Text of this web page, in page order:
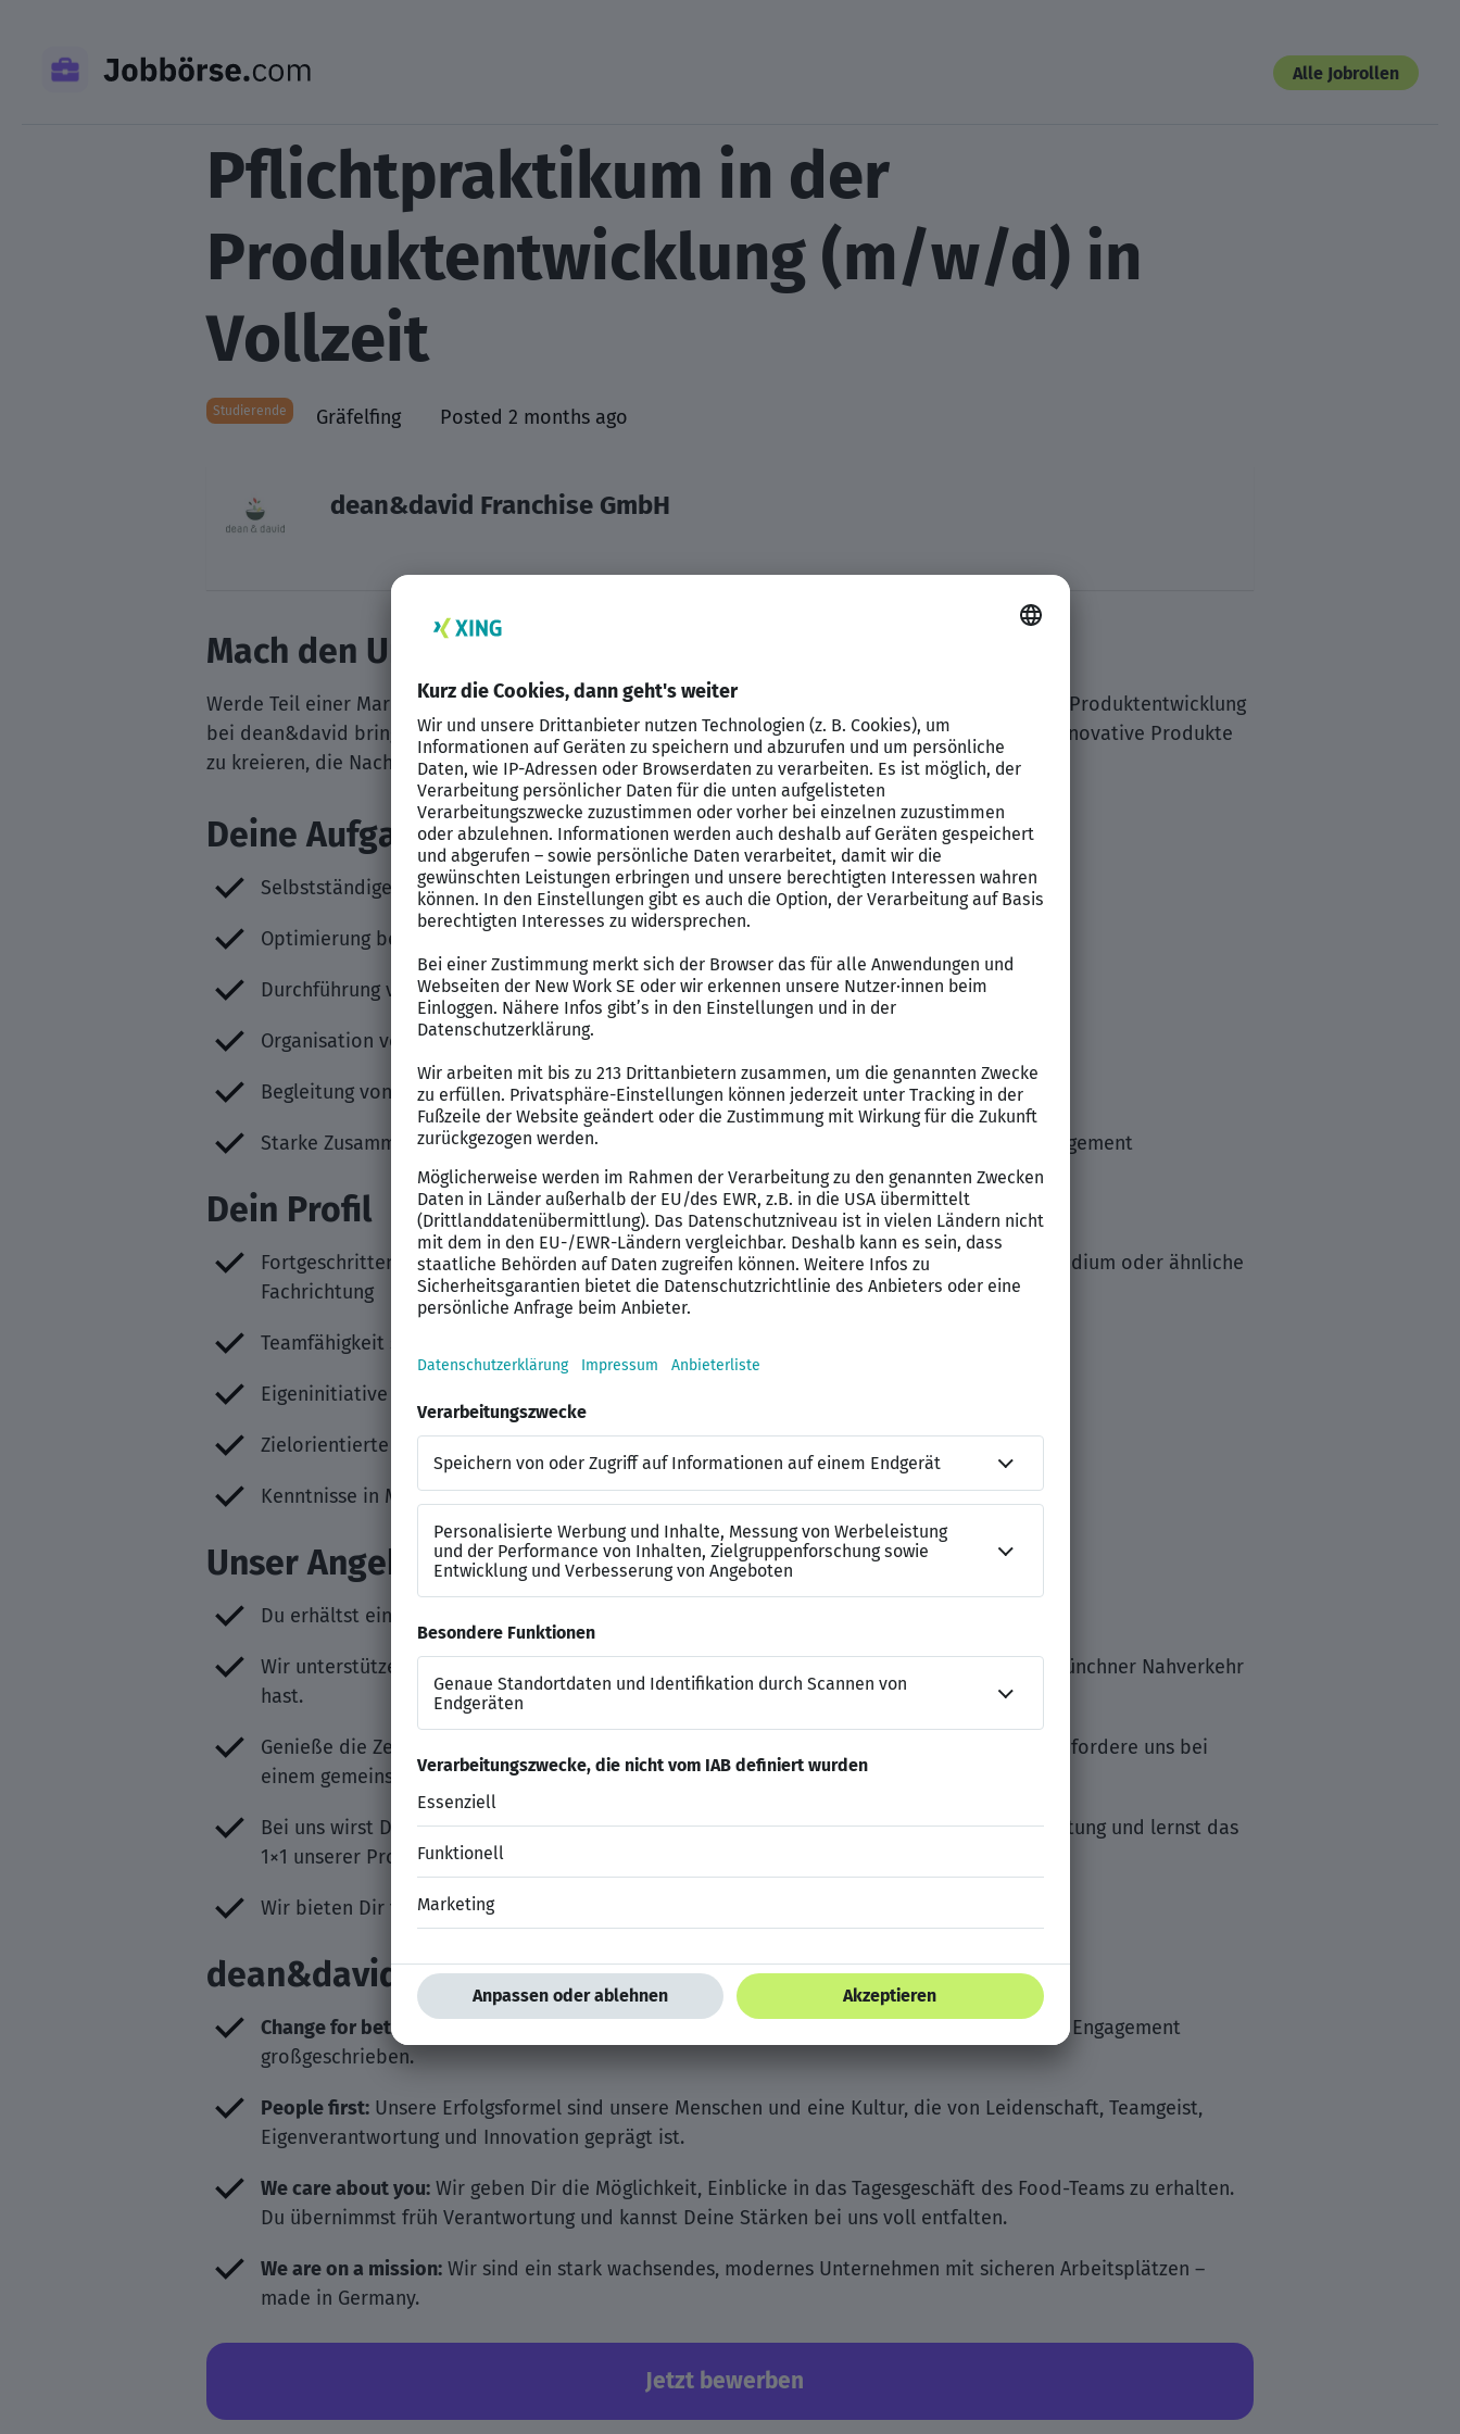
Alle Jobrollen
Pflichtpraktikum in der
Produktentwicklung (m/w/d) in
Vollzeit
Studierende Gräfelfing Posted 2 months ago
dean&david Franchise GmbH
Mach den Unterschied – mit uns!
Werde Teil einer Marke, die für mehr steht als nur gutes Essen. In deinem Pflichtpraktikum in der Produktentwicklung
bei dean&david bringst du deine Ideen und dein Gespür für Trends ein, um gemeinsam mit uns innovative Produkte
zu kreieren, die Nachhaltigkeit, Qualität und modernen Lifestyle auf den Teller bringen.
Deine Aufgaben
Selbstständige Recherche zur Produktneu- oder -weiterentwicklung
Optimierung bestehender Produkte
Durchführung von Verkostungen
Organisation von Testläufen
Begleitung von Produktneueinführungen
Starke Zusammenarbeit mit deinen Kollegen/innen aus der Abteilung Food & Quality Management
Dein Profil
Fortgeschrittenes Lebensmittelmanagement, Ernährungs- und Versorgungsmanagement Studium oder ähnliche
Fachrichtung
Teamfähigkeit sowie ein schnelles Auffassungsvermögen
Eigeninitiative und Selbständigkeit, Belastbarkeit
Zielorientierte und strukturierte Arbeitsweise
Kenntnisse in Microsoft Office (Excel, Word, Outlook, PowerPoint)
Unser Angebot
Du erhältst eine angemessene Vergütung für Deine Arbeit.
Wir unterstützen Dich mit einem Mobilitätsbudget, wenn Du kein Semesterticket für den Münchner Nahverkehr
hast.
Genieße die Zeit auf der sonnigen Dachterrasse, teste mit uns die neuesten Produkte oder fordere uns bei
einem gemeinsamen Rundlauf um unsere Tischtennisplatte heraus!
Bei uns wirst Du voll ins Food-Team integriert, übernimmst in eigenen Projekten Verantwortung und lernst das
1×1 unserer Produkt-Welt kennen.
Wir bieten Dir flexible Arbeitszeiten und die Möglichkeit für Remote Work.
dean&david als Arbeitgeber
Change for better:
Bei uns wird Diversität, Nachhaltigkeit, Umweltbewusstsein und soziales Engagement
großgeschrieben.
People first: Unsere Erfolgsformel sind unsere Menschen und eine Kultur, die von Leidenschaft, Teamgeist,
Eigenverantwortung und Innovation geprägt ist.
We care about you: Wir geben Dir die Möglichkeit, Einblicke in das Tagesgeschäft des Food-Teams zu erhalten.
Du übernimmst früh Verantwortung und kannst Deine Stärken bei uns voll entfalten.
We are on a mission: Wir sind ein stark wachsendes, modernes Unternehmen mit sicheren Arbeitsplätzen –
made in Germany.
Jetzt bewerben